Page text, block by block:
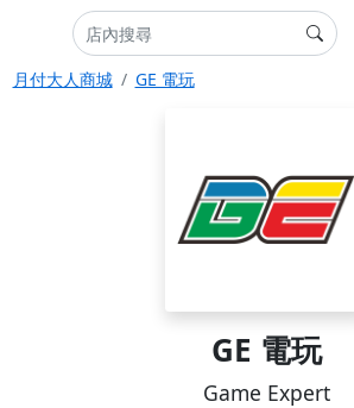
月付大人商城 GE 電玩
GE 電玩
Game Expert